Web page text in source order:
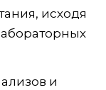
исходя
и